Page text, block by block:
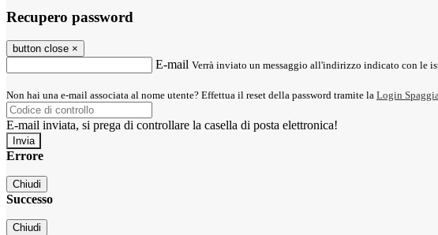
Recupero password
button close ×
E-mail Verrà inviato un messaggio all'indirizzo indicato con le
Non hai una e-mail associata al nome utente? Effettua il reset della password tramite la Login
E-mail inviata, si prega di controllare la casella di posta elettronica!
Errore
Chiudi
Successo
Chiudi